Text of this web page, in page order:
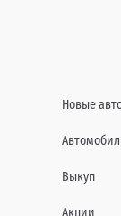
Новые
Выкуп
Акции